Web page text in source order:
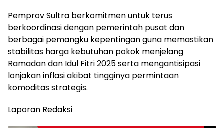
Pemprov Sultra berkomitmen untuk terus
berkoordinasi dengan pemerintah pusat dan
berbagai pemangku kepentingan guna memastikan
stabilitas harga kebutuhan pokok menjelang
Ramadan dan Idul Fitri 2025 serta mengantisipasi
lonjakan inflasi akibat tingginya permintaan
komoditas strategis.
Laporan Redaksi